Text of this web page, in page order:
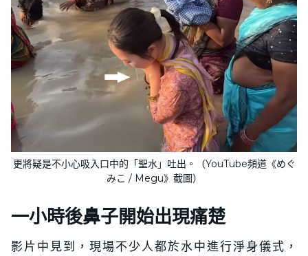
更將疑是不小心吸入口中的「聖水」吐出。（YouTube頻道《めぐ
みこ / Megu》截圖）
一小時後鼻子開始出現痛楚
影片中見到，現場不少人都於水中進行淨身儀式，